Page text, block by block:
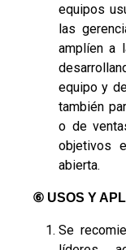
equipos
las
amplíen a
equipo y
también
o de
objetivos
abierta.
⑥ USOS Y
Se